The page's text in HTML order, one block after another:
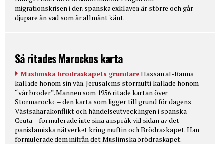
migrationskrisen i den spanska exklaven är större och går
djupare än vad som är allmänt känt.
Så ritades Marockos karta
Muslimska brödraskapets grundareHassan al-Banna
kallade honom sin vän. Jerusalems stormufti kallade honom
“vår broder”. Mannen som 1956 ritade kartan över
Stormarocko – den karta som ligger till grund för dagens
Västsaharakonflikt och händelseutvecklingen i spanska
Ceuta – formulerade inte sina anspråk vid sidan av det
panislamiska nätverket kring muftin och Brödraskapet. Han
formulerade dem inifrån det Muslimska brödraskapet.